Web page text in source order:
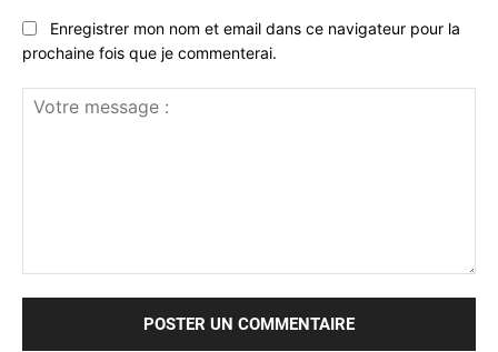
Enregistrer mon nom et email dans ce navigateur pour la
prochaine fois que je commenterai.